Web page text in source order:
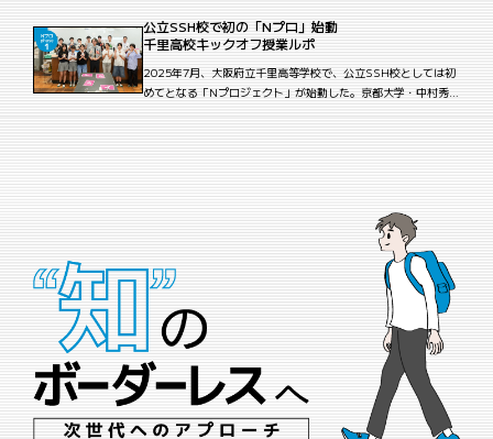
授業に続く第二弾は、原子力産業の「現場」を歩き、耳で聞
き、手で確かめる見学会である。
公立SSH校で初の「Nプロ」始動
千里高校キックオフ授業ルポ
2025年7月、大阪府立千里高等学校で、公立SSH校としては初
めてとなる「Nプロジェクト」が始動した。京都大学・中村秀仁
助教の指導のもと、生徒たちは放射線をテーマに、科学を学ぶ
だけでなく、それを自分の言葉で社会に伝える力を養う。クイ
ズ形式の双方向型授業で知識を深めた後、冬には大阪の商業施
設で、市民向けプレゼンテーションに挑む。科学を通じて社会
校の取り組みの現場をルポする。